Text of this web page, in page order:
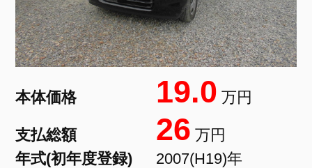
本体価格 19.0 万円
支払総額 26 万円
年式(初年度登録)
2007(H19)年